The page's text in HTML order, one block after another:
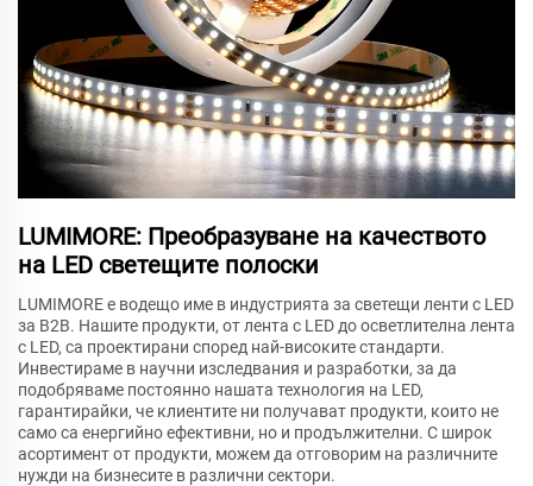
LUMIMORE: Преобразуване на качеството
на LED светещите полоски
LUMIMORE е водещо име в индустрията за светещи ленти с LED
за B2B. Нашите продукти, от лента с LED до осветлителна лента
с LED, са проектирани според най-високите стандарти.
Инвестираме в научни изследвания и разработки, за да
подобряваме постоянно нашата технология на LED,
гарантирайки, че клиентите ни получават продукти, които не
само са енергийно ефективни, но и продължителни. С широк
асортимент от продукти, можем да отговорим на различните
нужди на бизнесите в различни сектори.